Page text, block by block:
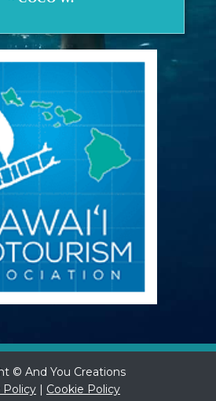
© And You Creations
Policy | Cookie Policy